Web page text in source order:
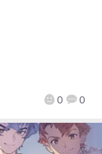
0 0